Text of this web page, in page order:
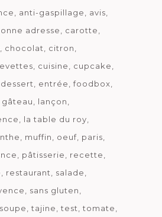
anti-gaspillage
avis
adresse
carotte
chocolat
citron
cuisine
cupcake
dessert entrée
foodbox
gâteau
lançon
la table du roy
muffin oeuf paris
pâtisserie
recette
restaurant
salade
sans gluten
soupe tajine test tomate